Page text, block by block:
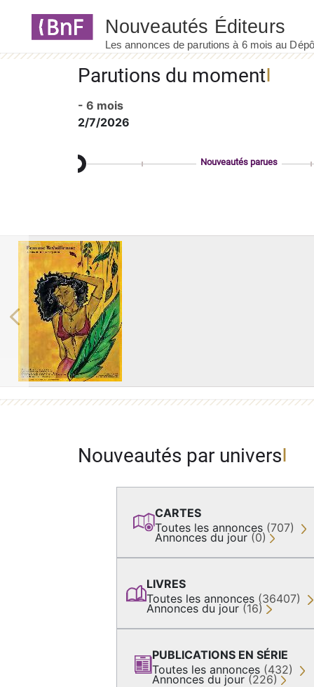
Parutions du moment
- 6 mois
2/7/2026
Nouveautés parues
Previous
Nouveautés par univers
CARTES
Toutes les annonces (707)
Annonces du jour (0)
LIVRES
Toutes les annonces (36407)
Annonces du jour (16)
PUBLICATIONS EN SÉRIE
Toutes les annonces (432)
Annonces du jour (226)